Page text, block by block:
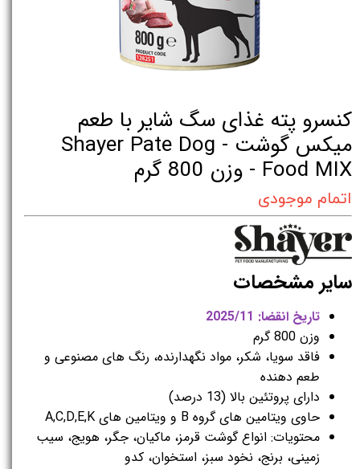
کنسرو پته غذای سگ شایر با طعم
میکس گوشت - Shayer Pate Dog
Food MIX - وزن 800 گرم
اتمام موجودی
سایر مشخصات
تاریخ انقضا: 2025/11
وزن 800 گرم
فاقد سویا، شکر، مواد نگهدارنده، رنگ های مصنوعی و
طعم دهنده
دارای پروتئین بالا (13 درصد)
حاوی ویتامین های گروه B و ویتامین های A,C,D,E,K
محتویات: انواع گوشت قرمز، ماکیان، جگر، هویج، سیب
زمینی، برنج، نخود سبز، استخوان، کدو